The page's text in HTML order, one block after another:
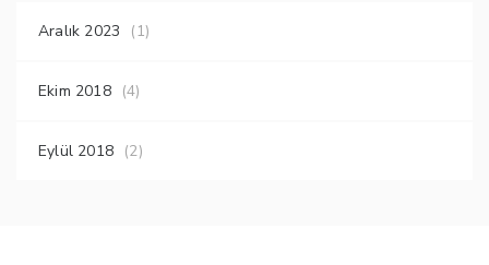
Aralık 2023 (1)
Ekim 2018 (4)
Eylül 2018 (2)